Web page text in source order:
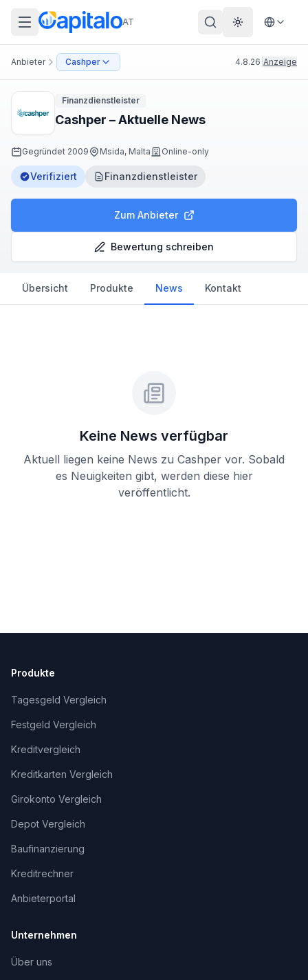
AT Theme
Anbieter Cashper 4.8.26 Anzeige
Finanzdienstleister
Cashper – Aktuelle News
Gegründet 2009 Msida, Malta Online-only
Verifiziert Finanzdienstleister
Zum Anbieter
Bewertung schreiben
Übersicht Produkte News Kontakt
Keine News verfügbar
Aktuell liegen keine News zu Cashper vor. Sobald
es Neuigkeiten gibt, werden diese hier
veröffentlicht.
Produkte
Tagesgeld Vergleich
Festgeld Vergleich
Kreditvergleich
Kreditkarten Vergleich
Girokonto Vergleich
Depot Vergleich
Baufinanzierung
Kreditrechner
Anbieterportal
Unternehmen
Über uns